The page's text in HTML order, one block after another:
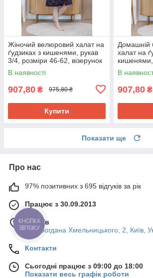
Жіночий велюровий халат на
ґудзиках з кишенями, рукав
3/4, розміри 46-62, візерунок
- червоний павич 56
В наявності
907,80 ₴ 975,80 ₴
Купити
Домашній
халат на
кишенями,
46-62,
бантики 52
В
907,80 ₴
Показати ще
Про нас
97% позитивних з 695 відгуків за рік
Працює з 30.09.2013
м. Київ
вул. Богдана Хмельницького, 2, Київ,
Контакти
Сьогодні працює з 09:00 до 18:00
Показати весь графік роботи
КНОПКА
ЗВ'ЯЗКУ